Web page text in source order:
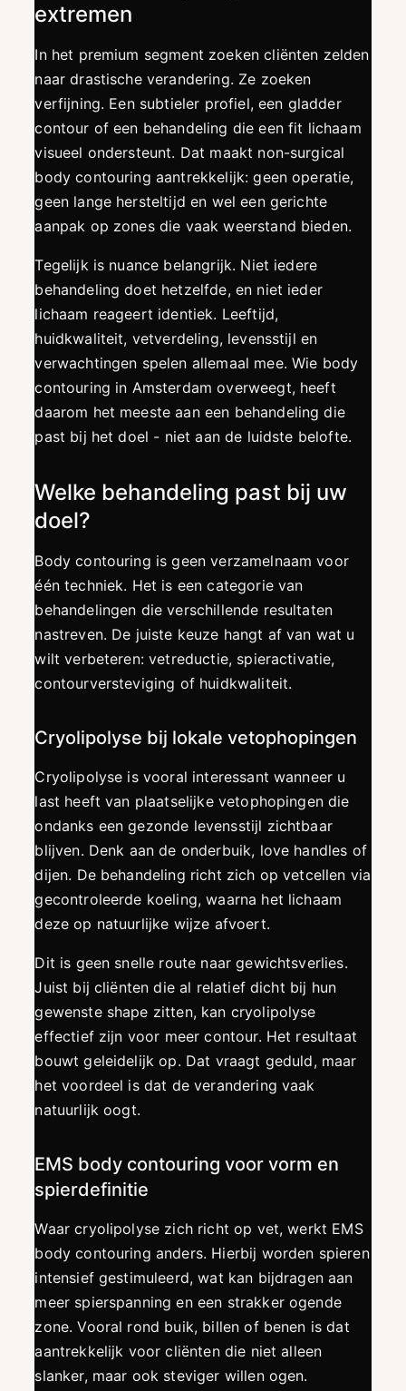
extremen
In het premium segment zoeken cliënten zelden
naar drastische verandering. Ze zoeken
verfijning. Een subtieler profiel, een gladder
contour of een behandeling die een fit lichaam
visueel ondersteunt. Dat maakt non-surgical
body contouring aantrekkelijk: geen operatie,
geen lange hersteltijd en wel een gerichte
aanpak op zones die vaak weerstand bieden.
Tegelijk is nuance belangrijk. Niet iedere
behandeling doet hetzelfde, en niet ieder
lichaam reageert identiek. Leeftijd,
huidkwaliteit, vetverdeling, levensstijl en
verwachtingen spelen allemaal mee. Wie body
contouring in Amsterdam overweegt, heeft
daarom het meeste aan een behandeling die
past bij het doel - niet aan de luidste belofte.
Welke behandeling past bij uw
doel?
Body contouring is geen verzamelnaam voor
één techniek. Het is een categorie van
behandelingen die verschillende resultaten
nastreven. De juiste keuze hangt af van wat u
wilt verbeteren: vetreductie, spieractivatie,
contourversteviging of huidkwaliteit.
Cryolipolyse bij lokale vetophopingen
Cryolipolyse is vooral interessant wanneer u
last heeft van plaatselijke vetophopingen die
ondanks een gezonde levensstijl zichtbaar
blijven. Denk aan de onderbuik, love handles of
dijen. De behandeling richt zich op vetcellen via
gecontroleerde koeling, waarna het lichaam
deze op natuurlijke wijze afvoert.
Dit is geen snelle route naar gewichtsverlies.
Juist bij cliënten die al relatief dicht bij hun
gewenste shape zitten, kan cryolipolyse
effectief zijn voor meer contour. Het resultaat
bouwt geleidelijk op. Dat vraagt geduld, maar
het voordeel is dat de verandering vaak
natuurlijk oogt.
EMS body contouring voor vorm en
spierdefinitie
Waar cryolipolyse zich richt op vet, werkt EMS
body contouring anders. Hierbij worden spieren
intensief gestimuleerd, wat kan bijdragen aan
meer spierspanning en een strakker ogende
zone. Vooral rond buik, billen of benen is dat
aantrekkelijk voor cliënten die niet alleen
slanker, maar ook steviger willen ogen.